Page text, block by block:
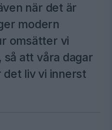
när det är
modern
omsätter vi
så att våra dagar
liv vi innerst